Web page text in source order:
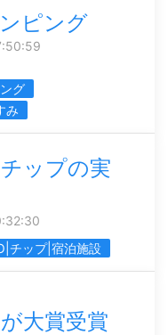
ピング
グ
み
ップの実
チップ|宿泊施設
大賞受賞